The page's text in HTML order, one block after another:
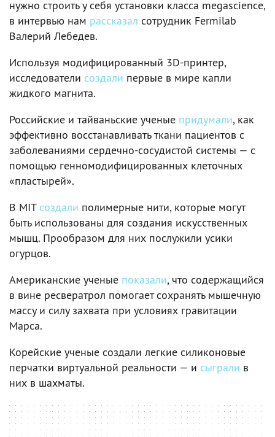
нужно строить у себя установки класса megascience,
в интервью нам рассказал сотрудник Fermilab
Валерий Лебедев.
Используя модифицированный 3D-принтер,
исследователи создали первые в мире капли
жидкого магнита.
Российские и тайваньские ученые придумали, как
эффективно восстанавливать ткани пациентов с
заболеваниями сердечно-сосудистой системы — с
помощью генномодифицированных клеточных
«пластырей».
В MIT создали полимерные нити, которые могут
быть использованы для создания искусственных
мышц. Прообразом для них послужили усики
огурцов.
Американские ученые показали, что содержащийся
в вине ресвератрол помогает сохранять мышечную
массу и силу захвата при условиях гравитации
Марса.
Корейские ученые создали легкие силиконовые
перчатки виртуальной реальности — и сыграли в
них в шахматы.